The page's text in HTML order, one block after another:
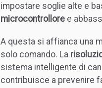
impostare soglie alte e
microcontrollore e
A questa si affianca una
solo comando. La
sistema intelligente di
contribuisce a prevenire